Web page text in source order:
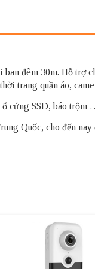
đêm 30m. Hỗ trợ
trang quần áo,
ổ cứng SSD, báo trộm
Quốc, cho đến nay